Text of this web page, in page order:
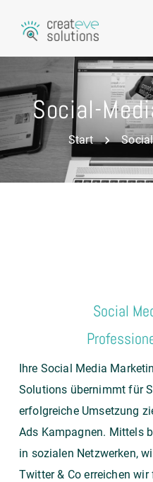
Social-
Start
Social
Ihre Social Media
Solutions übernimmt für
erfolgreiche Umsetzung
Ads Kampagnen. Mittels
in sozialen Netzwerken,
Twitter & Co erreichen